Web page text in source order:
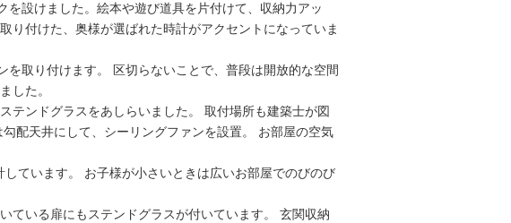
設けました。絵本や遊び道具を片付けて、収納力アッ
り付けた、奥様が選ばれた時計がアクセントになっていま
を取り付けます。 区切らないことで、普段は開放的な空間
した。
テンドグラスをあしらいました。 取付場所も建築士が図
配天井にして、シーリングファンを設置。 お部屋の空気
ています。 お子様が小さいときは広いお部屋でのびのび
ている扉にもステンドグラスが付いています。 玄関収納